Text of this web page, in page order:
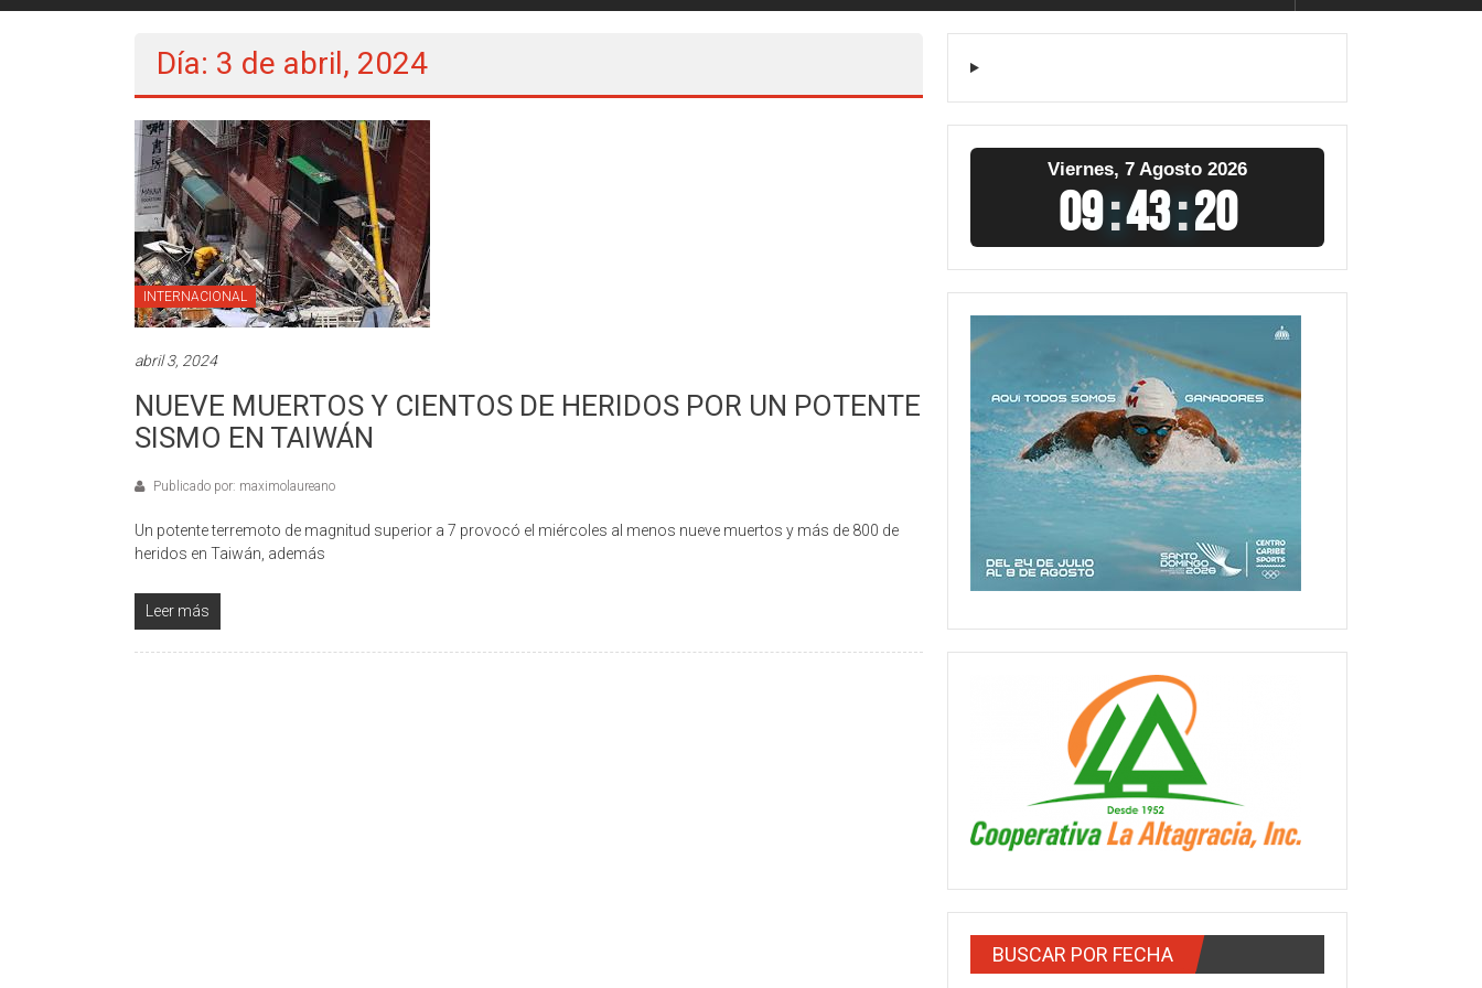
Día: 3 de abril, 2024
INTERNACIONAL
abril 3, 2024
NUEVE MUERTOS Y CIENTOS DE HERIDOS POR UN POTENTE
SISMO EN TAIWÁN
Publicado por: maximolaureano
Un potente terremoto de magnitud superior a 7 provocó el miércoles al menos nueve muertos y más de 800 de
heridos en Taiwán, además
Leer más
Viernes, 7 Agosto 2026
09:43:21
BUSCAR POR FECHA